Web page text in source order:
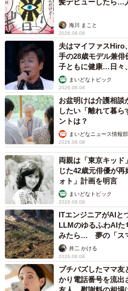
髪デビューしたら…
海川 まこと
2026.08.08
夫はマイファスHiro
手の28歳モデル兼
子ともに健康…日々
まいどなトピック
2026.08.08
お盆明けは介護相
したい「離れて暮ら
ントは？
まいどなニュース情報部
2026.08.08
両親は「東京キッ
じた42歳元俳優が
ォト」計画を明言
む」まいどなトピック
2026.08.08
ITエンジニアがAI
LLMのゆるふわAIた
みたら… 夢の「ス
るか井二 かける
2026.08.08
プチバズしたママ
かり電話番号を流出